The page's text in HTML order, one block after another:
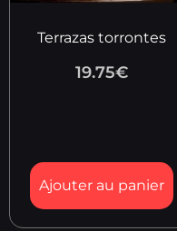
Terrazas torrontes
19.75€
Ajouter au panier